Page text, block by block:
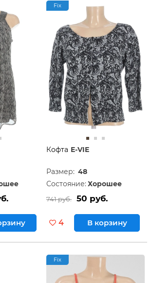
Fix
Кофта E-VIE
Размер: 48
Состояние: Хорошее
741 руб. 50 руб.
4 В корзину
Fix